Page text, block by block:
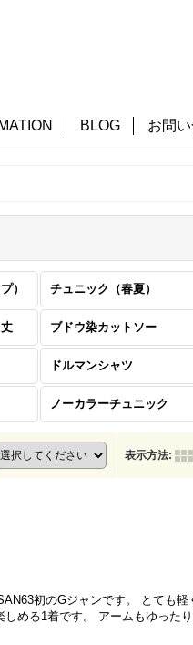
BLOG お問
） チュニック（春夏）
ブドウ染カットソー
ドルマンシャツ
ノーカラーチュニック
表示方法:
初のGジャンです。 とても
しめる1着です。 アームもゆった